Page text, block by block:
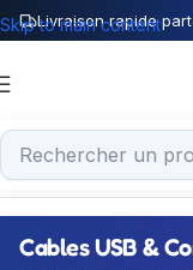
Livraison rapide
Skip to main content
Cables USB &